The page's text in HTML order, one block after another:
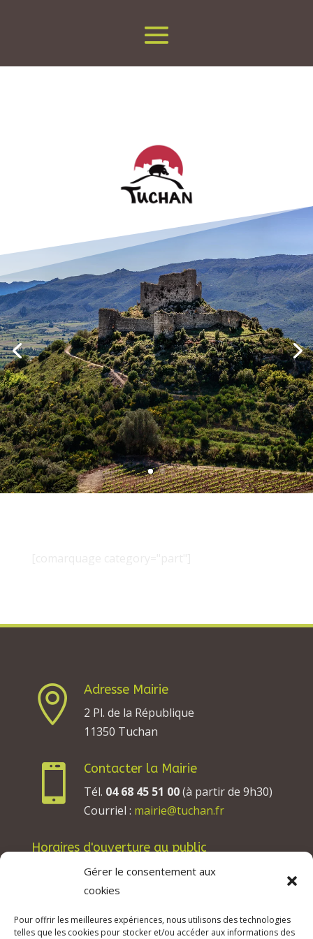
Gérer le consentement aux
cookies
Pour offrir les meilleures expériences, nous utilisons des technologies
telles que les cookies pour stocker et/ou accéder aux informations des

Adresse Mairie
2 Pl. de la République
11350 Tuchan

Contacter la Mairie
Tél. 04 68 45 51 00(à partir de 9h30)
Courriel : mairie@tuchan.fr
Horaires d'ouverture au public
Les lundis, mardis et jeudis : de 8h à 12h et de
13h30 à 17h30.
Les vendredis : de 8h à 12h.